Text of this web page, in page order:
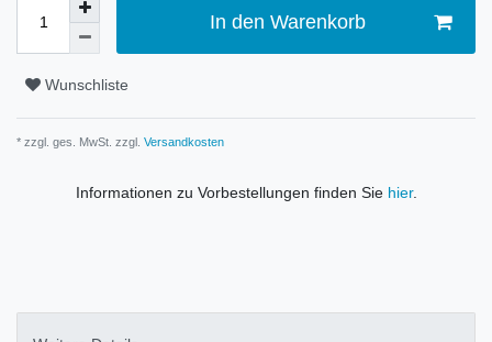
In den Warenkorb
Wunschliste
* zzgl. ges. MwSt. zzgl. Versandkosten
Informationen zu Vorbestellungen finden Sie hier.